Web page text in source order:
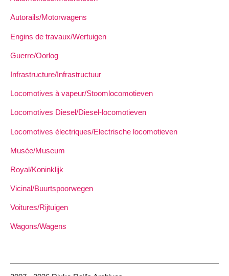
Autorails/Motorwagens
Engins de travaux/Wertuigen
Guerre/Oorlog
Infrastructure/Infrastructuur
Locomotives à vapeur/Stoomlocomotieven
Locomotives Diesel/Diesel-locomotieven
Locomotives électriques/Electrische locomotieven
Musée/Museum
Royal/Koninklijk
Vicinal/Buurtspoorwegen
Voitures/Rijtuigen
Wagons/Wagens